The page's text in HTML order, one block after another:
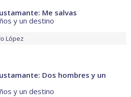
Me salvas
y un destino
López
Dos hombres y un
y un destino